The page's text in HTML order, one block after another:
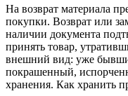
На возврат материала
покупки. Возврат или
наличии документа
принять товар,
внешний вид: уже
покрашенный,
хранения. Как хранить